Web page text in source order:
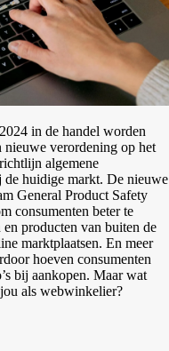
in de handel worden
nieuwe verordening op het
algemene
huidige markt. De nieuwe
General Product Safety
consumenten beter te
producten van buiten de
marktplaatsen. En meer
hoeven consumenten
bij aankopen. Maar wat
als webwinkelier?